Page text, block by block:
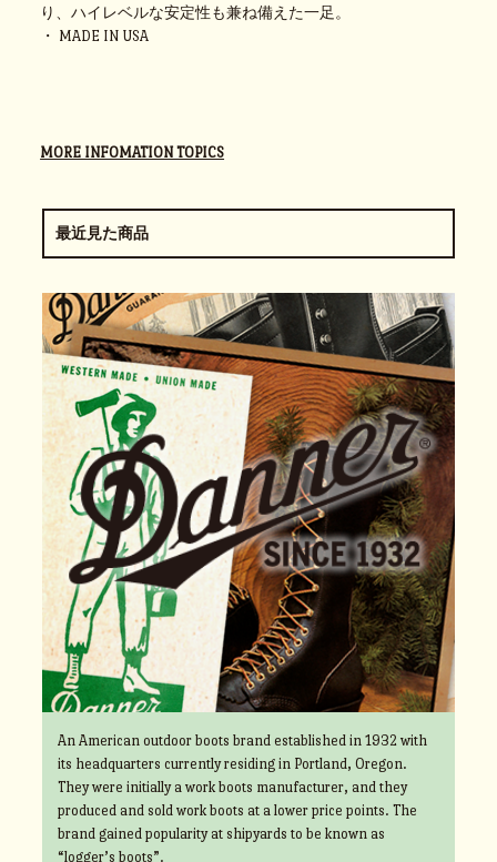
り、ハイレベルな安定性も兼ね備えた一足。
・ MADE IN USA
MORE INFOMATION TOPICS
最近見た商品
An American outdoor boots brand established in 1932 with
its headquarters currently residing in Portland, Oregon.
They were initially a work boots manufacturer, and they
produced and sold work boots at a lower price points. The
brand gained popularity at shipyards to be known as
“logger’s boots”.